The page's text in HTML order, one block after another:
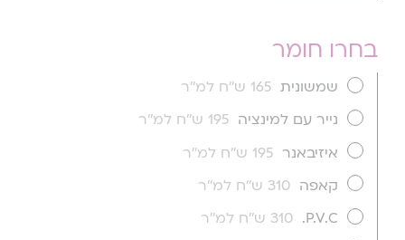
בחרו חומר
שמשונית 165 ש''ח למ''ר
נייר עם למינציה 195 ש''ח למ''ר
איזיבאנר 195 ש''ח למ''ר
קאפה 310 ש''ח למ''ר
P.V.C.
310 ש''ח למ''ר